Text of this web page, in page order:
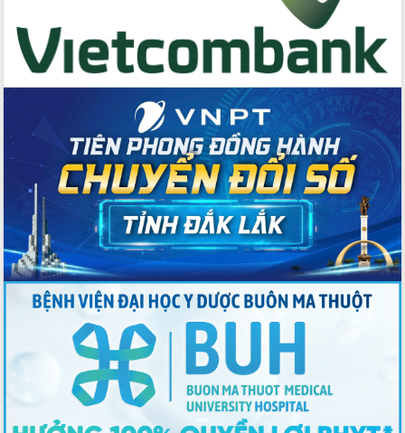
du khách thông qua Hệ thống cơ sở dữ
liệu và Bản đồ số
trong thương mại điện tử năm 2026
Đoàn đại biểu Quốc hội tỉnh Đắk Lắk
trao đổi thông tin trước Kỳ họp thứ
nhất, Quốc hội khóa XVI
Quyết liệt cải cách hành chính, khơi
thông nguồn lực phát triển
Nâng cao hiệu lực, hiệu quả HĐND
tỉnh thông qua hiện đại hóa hành chính
Xã Ea Phê gắn cải cách hành chính với
chuyển đổi số
Phó Chủ tịch Thường trực UBND tỉnh
Hồ Thị Nguyên Thảo làm việc tại Trung
tâm Phục vụ hành chính công xã Ea
Phê
Xây dựng nền hành chính số đồng
hành cùng nông dân dân, doanh nghiệp
Giai đoạn 2026-2030, Đắk Lắk phấn